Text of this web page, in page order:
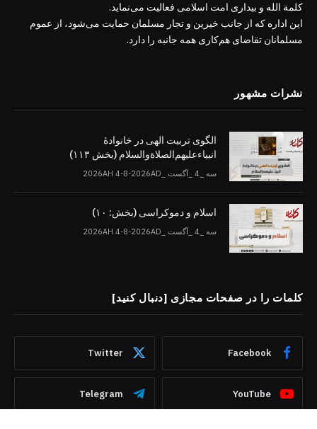
کلمة الله و بیداری امت اسلامی فعالیت می‌نماید.
این اداره که از جانب خیرین و تجار مسلمان حمایت می‌شود، از عموم
مسلمانان تقاضای هم‌کاری همه جانبه را دارد.
نشرات مشهور
الگوی تربیت الهی در خانوادۀ
انبیاءعلیهم‌الصلاةو‌السلام (بخش ۱۱۳)
سه _4 _آگست _2026AH 4-8-2026AD
اسلام و دموکراسی (بخش: ۱۰)
سه _4 _آگست _2026AH 4-8-2026AD
کلمات را در صفحات مجازی [دنبال کنید]
Facebook
Twitter
YouTube
Telegram